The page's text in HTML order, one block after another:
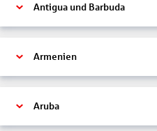
Antigua und Barbuda
Armenien
Aruba